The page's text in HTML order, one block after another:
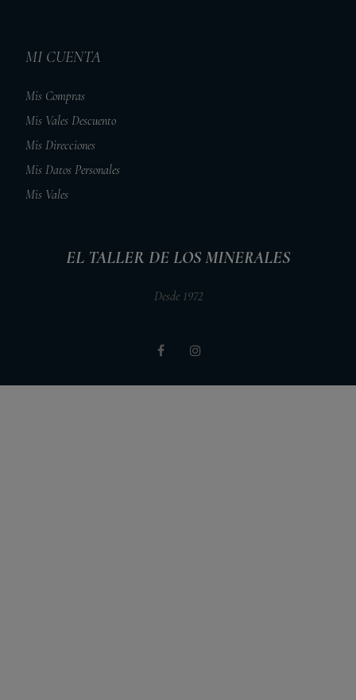
MI CUENTA
Mis Compras
Mis Vales Descuento
Mis Direcciones
Mis Datos Personales
Mis Vales
EL TALLER DE LOS MINERALES
Desde 1972